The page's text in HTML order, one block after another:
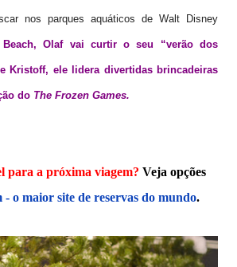
nos parques aquáticos de Walt Disney
Olaf vai curtir o seu “verão dos
Kristoff, ele lidera divertidas brincadeiras
do The Frozen Games.
para a próxima viagem? Veja opções
- o maior site de reservas do mundo.